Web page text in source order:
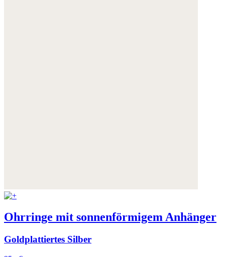
Ohrringe mit sonnenförmigem Anhänger
Goldplattiertes Silber